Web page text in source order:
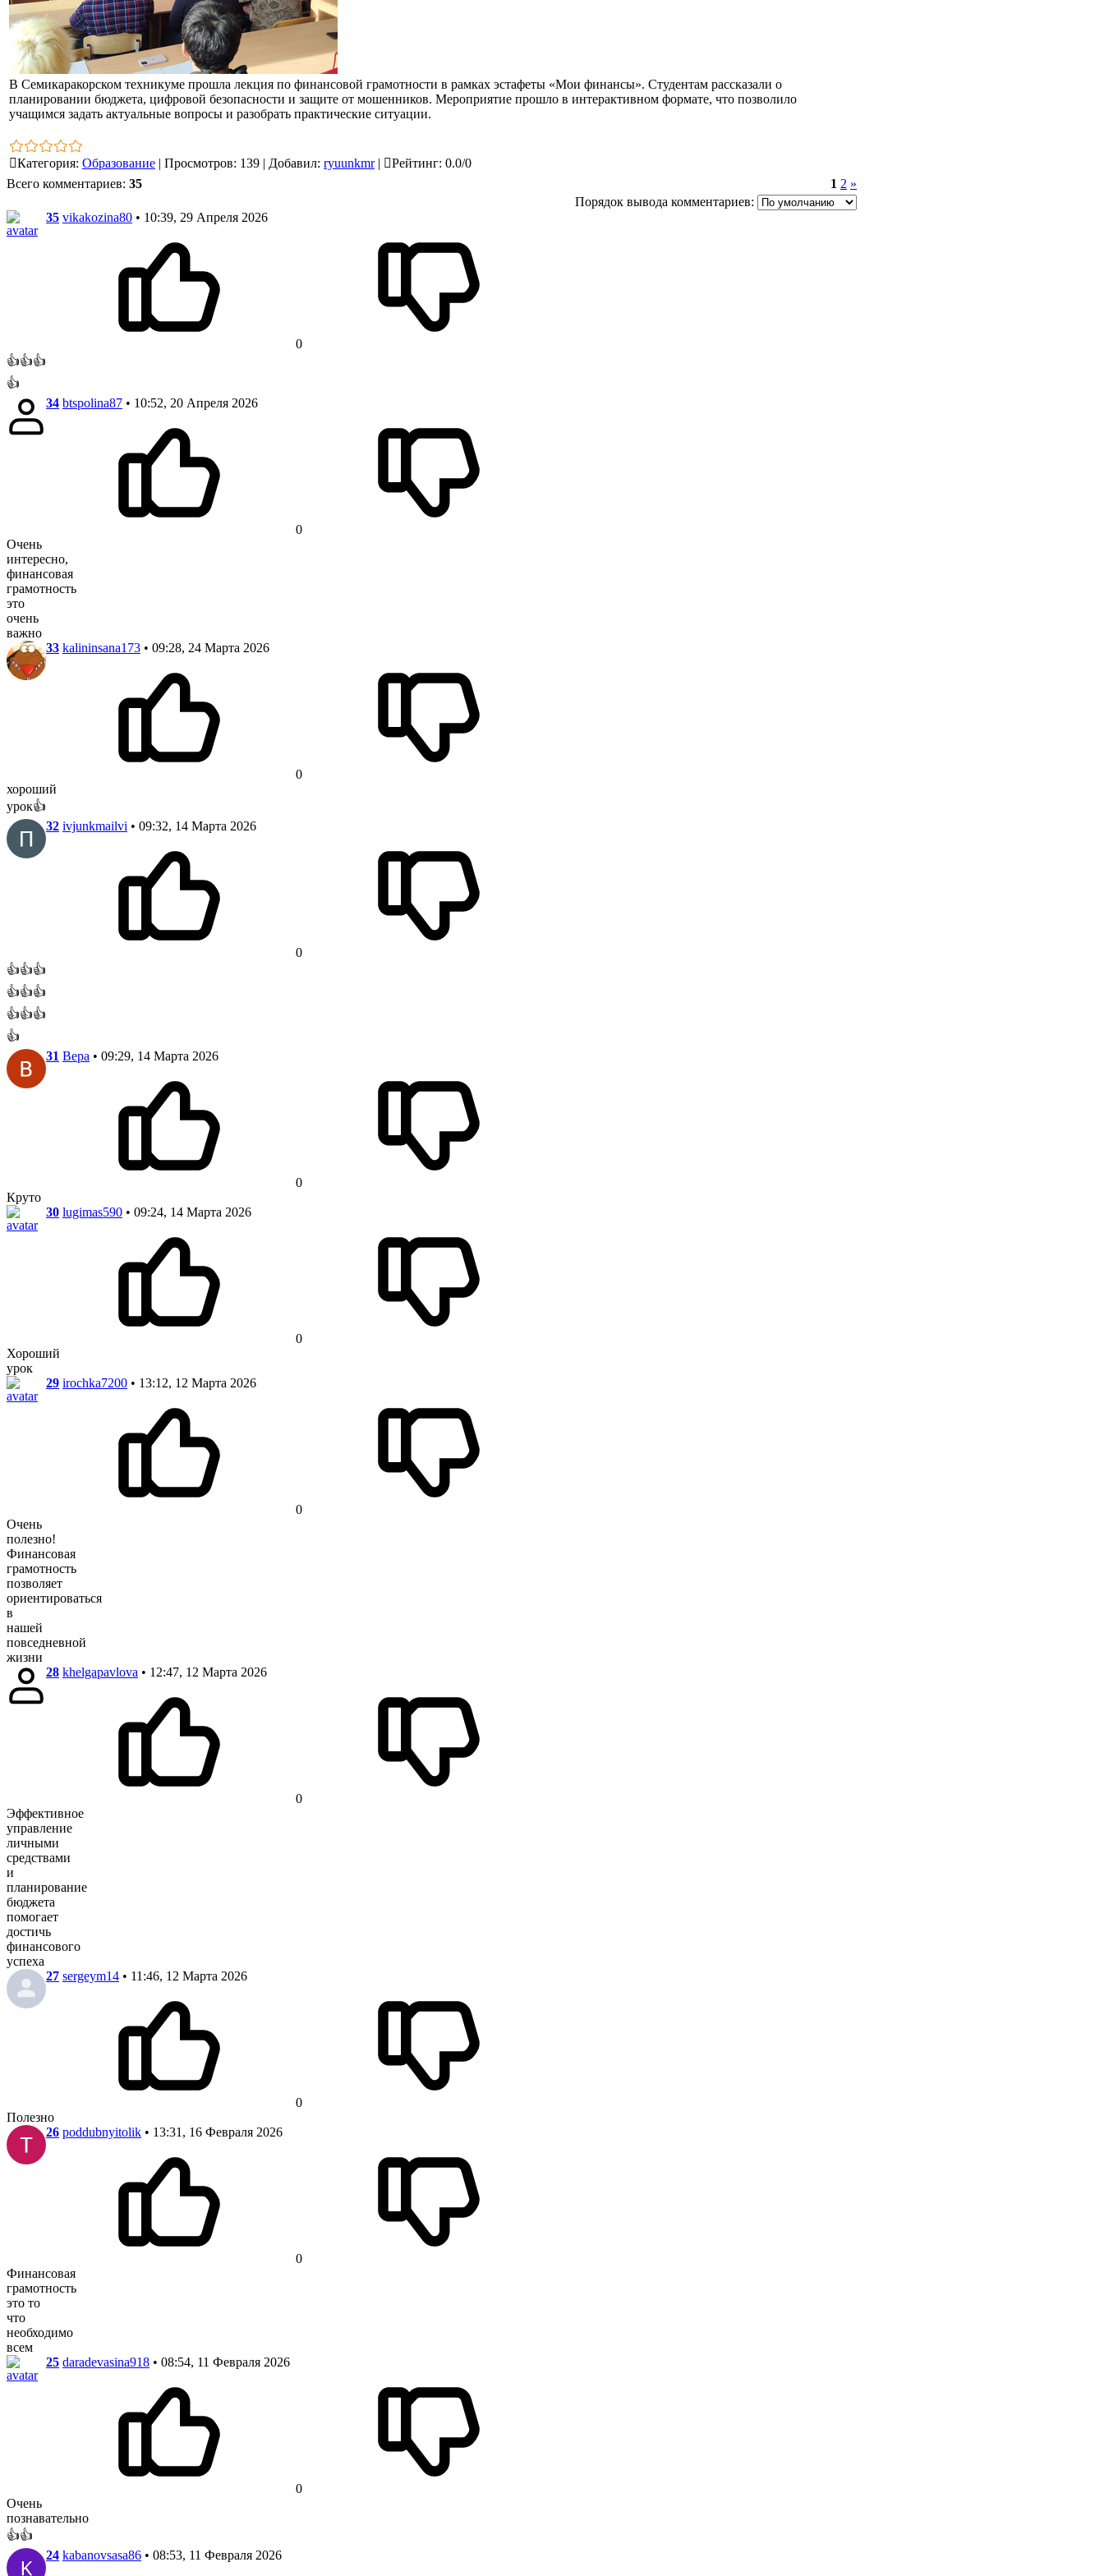
В Семикаракорском техникуме прошла лекция по финансовой грамотности в рамках эстафеты «Мои финансы». Студентам рассказали о
планировании бюджета, цифровой безопасности и защите от мошенников. Мероприятие прошло в интерактивном формате, что позволило
учащимся задать актуальные вопросы и разобрать практические ситуации.
Категория: Образование | Просмотров: 139 | Добавил: ryuunkmr | Рейтинг: 0.0/0
Всего комментариев: 35 1 2 »
Порядок вывода комментариев:
35 vikakozina80 • 10:39, 29 Апреля 2026
0
👍👍👍
👍
34 btspolina87 • 10:52, 20 Апреля 2026
0
Очень
интересно,
финансовая
грамотность
это
очень
важно
33 kalininsana173 • 09:28, 24 Марта 2026
0
хороший
урок👍
32 ivjunkmailvi • 09:32, 14 Марта 2026
0
👍👍👍
👍👍👍
👍👍👍
👍
31 Вера • 09:29, 14 Марта 2026
0
Круто
30 lugimas590 • 09:24, 14 Марта 2026
0
Хороший
урок
29 irochka7200 • 13:12, 12 Марта 2026
0
Очень
полезно!
Финансовая
грамотность
позволяет
ориентироваться
в
нашей
повседневной
жизни
28 khelgapavlova • 12:47, 12 Марта 2026
0
Эффективное
управление
личными
средствами
и
планирование
бюджета
помогает
достичь
финансового
успеха
27 sergeym14 • 11:46, 12 Марта 2026
0
Полезно
26 poddubnyitolik • 13:31, 16 Февраля 2026
0
Финансовая
грамотность
это то
что
необходимо
всем
25 daradevasina918 • 08:54, 11 Февраля 2026
0
Очень
познавательно
👍👍
24 kabanovsasa86 • 08:53, 11 Февраля 2026